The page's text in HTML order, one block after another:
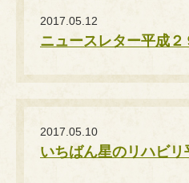
2017.05.12
ニュースレター平成２
2017.05.10
いちばん星のリハビリ